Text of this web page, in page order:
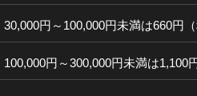
30,000円～100,000円未満は660円
100,000円～300,000円未満は1,100